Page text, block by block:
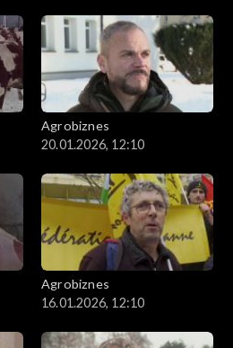
Agrobiznes
20.01.2026, 12:10
Agrobiznes
16.01.2026, 12:10